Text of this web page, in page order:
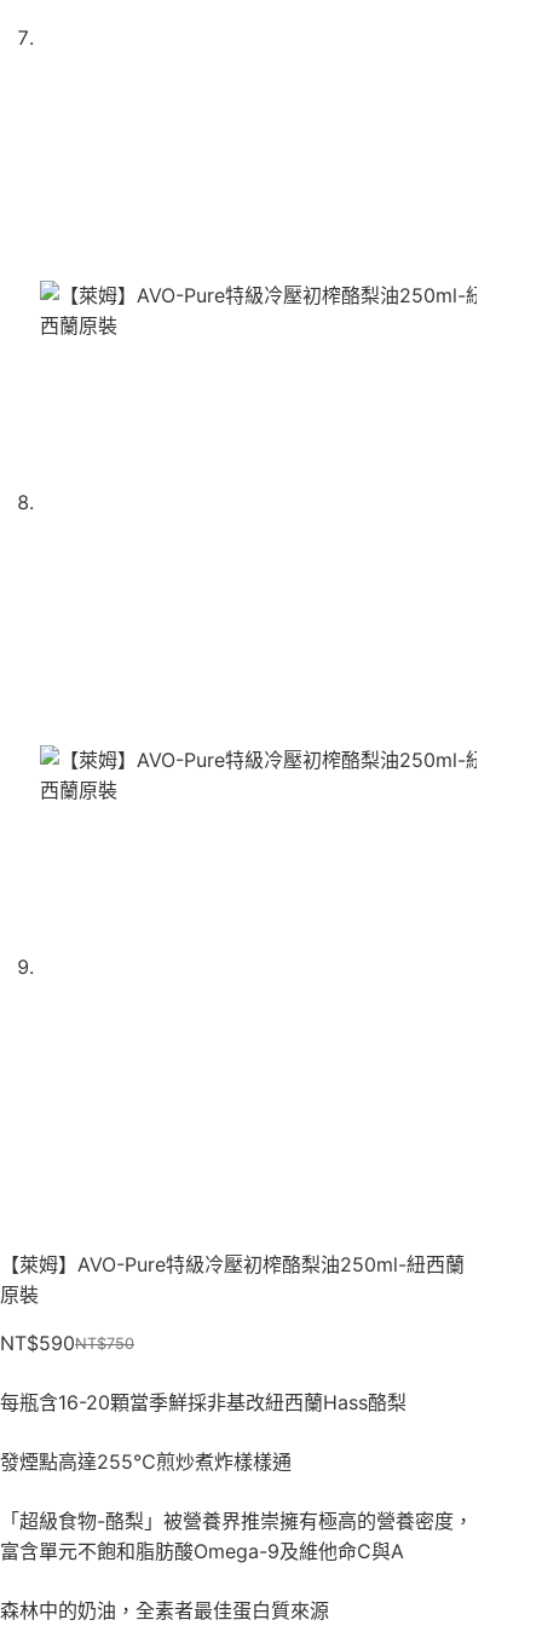
【萊姆】AVO-Pure特級冷壓初榨酪梨油250ml-紐西蘭
原裝
NT$750
NT$590
每瓶含16-20顆當季鮮採非基改紐西蘭Hass酪梨
發煙點高達255℃煎炒煮炸樣樣通
「超級食物-酪梨」被營養界推崇擁有極高的營養密度，
富含單元不飽和脂肪酸Omega-9及維他命C與A
森林中的奶油，全素者最佳蛋白質來源